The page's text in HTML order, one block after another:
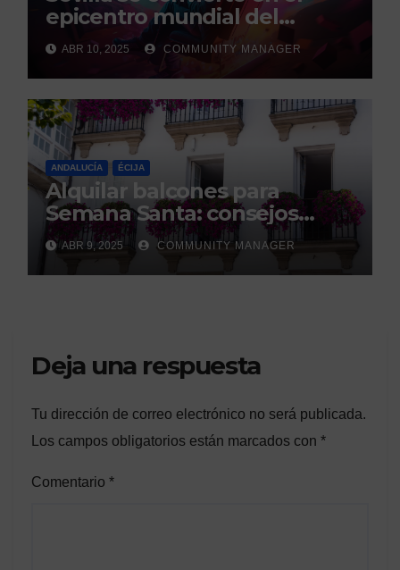
epicentro mundial del
gaming con la celebración de
los GEM Awards.
ABR 10, 2025 COMMUNITY MANAGER
ANDALUCÍA ÉCIJA
Alquilar balcones para
Semana Santa: consejos
legales de la Asociación
Española de Consumidores.
ABR 9, 2025 COMMUNITY MANAGER
Deja una respuesta
Tu dirección de correo electrónico no será publicada.
Los campos obligatorios están marcados con *
Comentario *